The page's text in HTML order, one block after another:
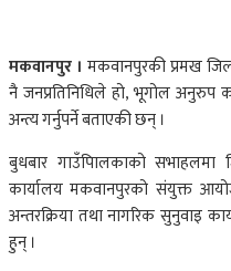
मकवानपुर । मकवानपुरकी प्रमख
नै जनप्रतिनिधिले हो, भूगोल अनुरुप
अन्त्य गर्नुपर्ने बताएकी छन् ।
बुधबार गाउँपािलकाको सभाहलमा
कार्यालय मकवानपुरको संयुक्त
अन्तरक्रिया तथा नागरिक सुनुवाइ
हुन् ।